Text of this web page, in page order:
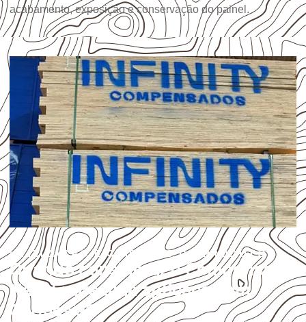
acabamento, exposição e conservação do painel.
UTILIZAÇÃO E CUIDADOS DO PRODUTO
Quando considerar o Compensado
Naval para uma aplicação em
Carmésia?